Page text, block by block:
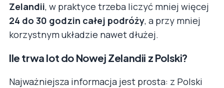
Zelandii, w praktyce trzeba liczyć mniej więcej
24 do 30 godzin całej podróży, a przy mniej
korzystnym układzie nawet dłużej.
Ile trwa lot do Nowej Zelandii z Polski?
Najważniejsza informacja jest prosta: z Polski